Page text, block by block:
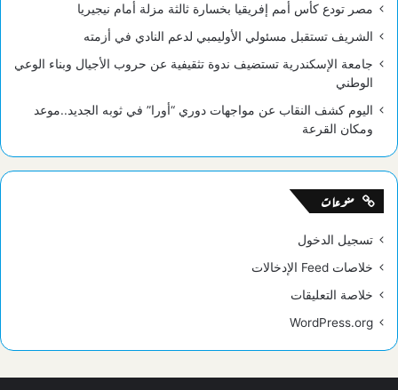
مصر تودع كأس أمم إفريقيا بخسارة ثالثة مزلة أمام نيجيريا
الشريف تستقبل مسئولي الأوليمبي لدعم النادي في أزمته
جامعة الإسكندرية تستضيف ندوة تثقيفية عن حروب الأجيال وبناء الوعي
الوطني
اليوم كشف النقاب عن مواجهات دوري “أورا” في ثوبه الجديد..موعد
ومكان القرعة
منوعات
تسجيل الدخول
خلاصات Feed الإدخالات
خلاصة التعليقات
WordPress.org